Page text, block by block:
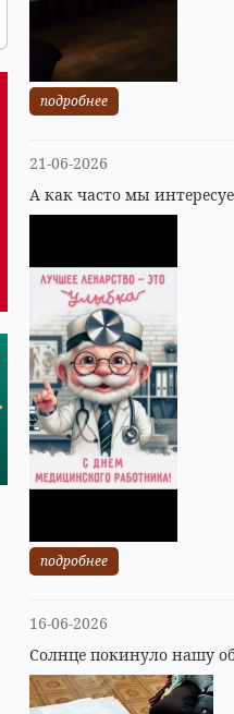
подробнее
21-06-2026
А как часто мы
подробнее
16-06-2026
Солнце покинуло нашу